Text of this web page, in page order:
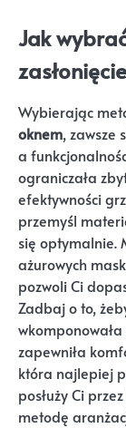
Jak
Wybierając
oknem, zawsze
a
ograniczała
efektywności
przemyśl
się optymalnie.
ażurowych
pozwoli Ci
Zadbaj o to,
zapewniła
która najlepiej
posłuży Ci
metodę